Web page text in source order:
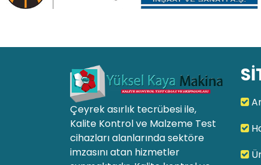
Çeyrek asırlık tecrübesi ile,
Kalite Kontrol ve Malzeme Test
cihazları alanlarında sektöre
imzasını atan hizmetler